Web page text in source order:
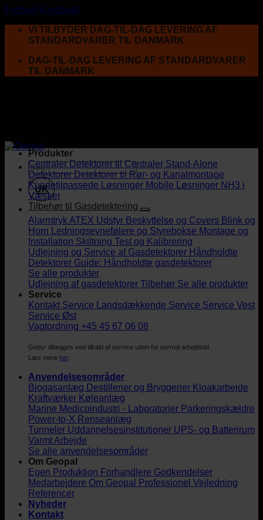
Fortsæt til indhold
VI TILBYDER DAG-TIL-DAG LEVERING AF
STANDARDVARER TIL DANMARK
DAG-TIL-DAG LEVERING AF STANDARDVARER
TIL DANMARK
UK
Produkter
Centraler Detektorer til Centraler Stand-Alone
Detektorer Detektorer til Rør- og Kanalmontage
Kundetilpassede Løsninger Mobile Løsninger NH3 i
Væsker
Tilbehør til Gasdetektering
AlarmtrykATEX Udstyr Beskyttelse og Covers Blink og
Horn
Ledningsevnefølere og Styrebokse Montage og
Installation Skiltning Test og Kalibrering
Udlejning og Service af Gasdetektorer Håndholdte
Detektorer Guide: Håndholdte gasdetektorer
Se alle produkter
Udlejning af gasdetektorer Tilbehør Se alle produkter
Service
Kontakt Service
Landsdækkende Service Service Vest
Service Øst
Vagtordning +45 45 67 06 08
Gebyr tillægges ved tilkald af service uden for normal arbejdstid.
Læs mere her.
Anvendelsesområder
Biogasanlæg Destillerier og Bryggerier Kloakarbejde
Kraftværker Køleanlæg
Marine Medicoindustri - Laboratorier Parkeringskældre
Power-to-X Renseanlæg
Tunneler Uddannelsesinstitutioner UPS- og Batterirum
Varmt Arbejde
Se alle anvendelsesområder
Om Geopal
Egen Produktion Forhandlere Godkendelser
Medarbejdere Om Geopal
Professionel Vejledning
Referencer
Nyheder
Kontakt